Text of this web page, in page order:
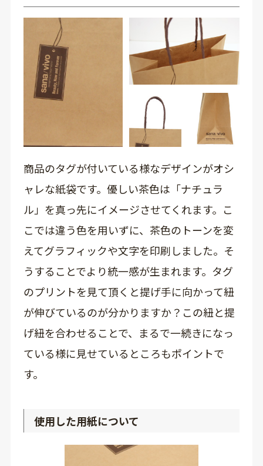
商品のタグが付いている様なデザインがオシ
ャレな紙袋です。優しい茶色は「ナチュラ
ル」を真っ先にイメージさせてくれます。こ
こでは違う色を用いずに、茶色のトーンを変
えてグラフィックや文字を印刷しました。そ
うすることでより統一感が生まれます。タグ
のプリントを見て頂くと提げ手に向かって紐
が伸びているのが分かりますか？この紐と提
げ紐を合わせることで、まるで一続きになっ
ている様に見せているところもポイントで
す。
使用した用紙について